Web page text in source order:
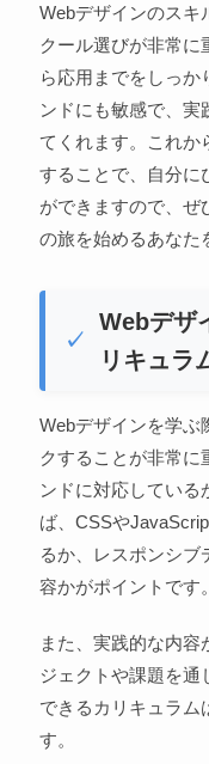
Webデザインのスキ
クール選びが非常
ら応用までをしっか
ンドにも敏感で、実
てくれます。これか
することで、自分に
ができますので、ぜ
の旅を始めるあなた
Webデザ
リキュラ
Webデザインを学ぶ
クすることが非常に
ンドに対応している
ば、CSSや
るか、レスポンシブ
容かがポイントです。
また、実践的な内容
ジェクトや課題を通
できるカリキュラム
す。